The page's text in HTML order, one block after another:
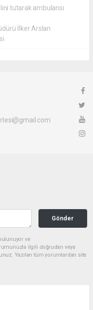
tutarak ambulansı
İlker Arslan
Gönder
ve
ilgili doğrudan veya
Yazılan tüm yorumlardan site